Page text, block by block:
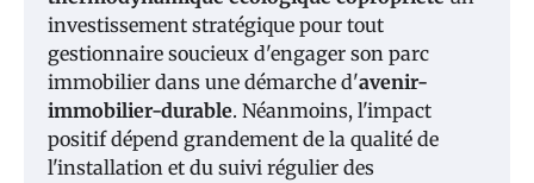
investissement stratégique pour tout
gestionnaire soucieux d'engager son parc
immobilier dans une démarche d'avenir-
immobilier-durable. Néanmoins, l'impact
positif dépend grandement de la qualité de
l'installation et du suivi régulier des